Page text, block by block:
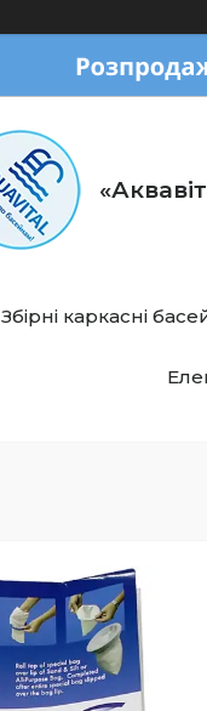
Збірні каркасні